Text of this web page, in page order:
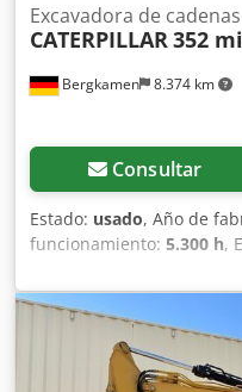
Bergkamen 8.374 km
Excavadora de cadenas
CATERPILLAR352
Consultar
Estado: usado, Año de
funcionamiento: 5.300 h,
07 La máquina tiene solo
se encuentra en buen
operativo aprox. 52.800 kg